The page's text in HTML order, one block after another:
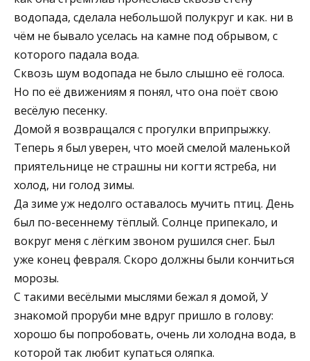
водопада, сделала небольшой полукруг и как. ни в
чём не бывало уселась на камне под обрывом, с
которого падала вода.
Сквозь шум водопада не было слышно её голоса.
Но по её движениям я понял, что она поёт свою
весёлую песенку.
Домой я возвращался с прогулки вприпрыжку.
Теперь я был уверен, что моей смелой маленькой
приятельнице не страшны ни когти ястреба, ни
холод, ни голод зимы.
Да зиме уж недолго оставалось мучить птиц. День
был по-весеннему тёплый. Солнце припекало, и
вокруг меня с лёгким звоном рушился снег. Был
уже конец февраля. Скоро должны были кончиться
морозы.
С такими весёлыми мыслями бежал я домой, У
знакомой проруби мне вдруг пришло в голову:
хорошо бы попробовать, очень ли холодна вода, в
которой так любит купаться оляпка.